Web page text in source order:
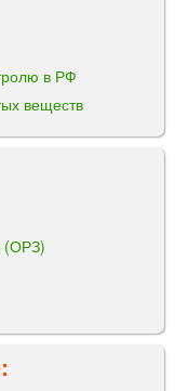
в РФ
веществ
(ОРЗ)